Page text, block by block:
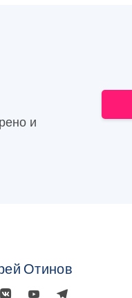
и
Отинов